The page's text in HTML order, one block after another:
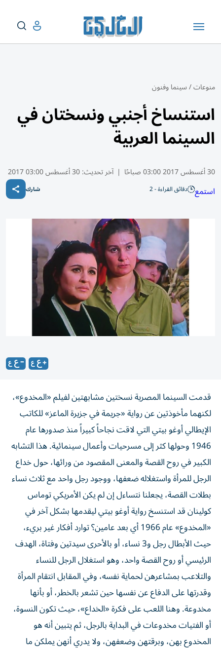
منوعات/سينما وفنون
استنساخ أجنبي ونسختان في
السينما العربية
30 أغسطس 2017 03:00 صباحًا | آخر تحديث:30 أغسطس 03:00 2017
استمع دقائق القراءة - 2 شارك
قدمت السينما المصرية نسختين مشابهتين لفيلم «المخدوع»،
لكنهما مأخوذتين عن رواية «جريمة في جزيرة الماعز» للكاتب
الإيطالي أوغو بيتي التي لاقت نجاحاً كبيراً منذ صدورها عام
1946 وحولها كثر إلى مسرحيات وأعمال سينمائية. هذا التشابه
الكبير في روح القصة والمعنى المقصود من ورائها، حول خداع
الرجل للمرأة واستغلاله ضعفها، ووجود رجل واحد مع ثلاث نساء
بطلات القصة، يجعلنا نتساءل إن لم يكن الأمريكي توماس
كولينان قد استنسخ رواية أوغو بيتي ليقدمها بشكل آخر في
«المخدوع» عام 1966 أي بعد عامين؟ توارد أفكار غير بريء،
حيث الأبطال رجل و3 نساء، أو بالأحرى سيدتين وفتاة، الهدف
الرئيسي أو روح القصة واحد، وهو استغلال الرجل للنساء
والتلاعب بمشاعرهن لحماية نفسه، وفي المقابل انتقام المرأة
وقدرتها على الدفاع عن نفسها حين تشعر بالخطر، أو بأنها
مخدوعة. وهنا اللعب على فكرة «الخداع»، حيث تكون النسوة،
أو الفتيات مخدوعات في البداية بالرجل، ثم يتبين أنه هو
المخدوع بهن، وبرقتهن وضعفهن، ولا يدري أنهن يملكن ما